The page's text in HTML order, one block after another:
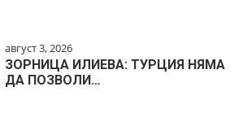
август 3, 2026
ЗОРНИЦА ИЛИЕВА: ТУРЦИЯ НЯМА
ДА ПОЗВОЛИ…